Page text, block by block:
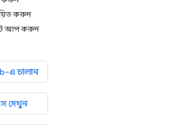
করুন
আপ করুন
এ চালান
দেখুন